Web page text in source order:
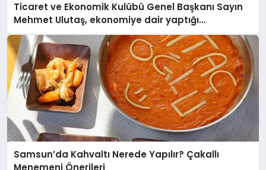
Ticaret ve Ekonomik Kulübü Genel Başkanı Sayın
Mehmet Ulutaş, ekonomiye dair yaptığı
açıklamada şunları kaydetti:
Samsun’da Kahvaltı Nerede Yapılır? Çakallı
Menemeni Önerileri